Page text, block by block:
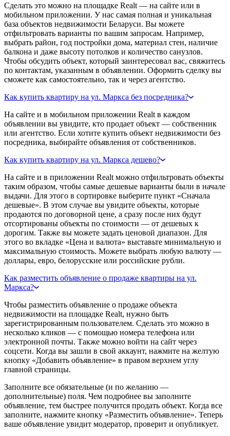
Сделать это можно на площадке Realt — на сайте или в
мобильном приложении. У нас самая полная и уникальная
база объектов недвижимости Беларуси. Вы можете
отфильтровать варианты по вашим запросам. Например,
выбрать район, год постройки дома, материал стен, наличие
балкона и даже высоту потолков и количество санузлов.
Чтобы обсудить объект, который заинтересовал вас, свяжитесь
по контактам, указанным в объявлении. Оформить сделку вы
сможете как самостоятельно, так и через агентство.
Как купить квартиру на ул. Маркса без посредника?
На сайте и в мобильном приложении Realt в каждом
объявлении вы увидите, кто продает объект — собственник
или агентство. Если хотите купить объект недвижимости без
посредника, выбирайте объявления от собственников.
Как купить квартиру на ул. Маркса дешево?
На сайте и в приложении Realt можно отфильтровать объекты
таким образом, чтобы самые дешевые варианты были в начале
выдачи. Для этого в сортировке выберите пункт «Сначала
дешевые». В этом случае вы увидите объекты, которые
продаются по договорной цене, а сразу после них будут
отсортированы объекты по стоимости — от дешевых к
дорогим. Также вы можете задать ценовой диапазон. Для
этого во вкладке «Цена и валюта» выставьте минимальную и
максимальную стоимость. Можете выбрать любую валюту —
доллары, евро, белорусские или российские рубли.
Как разместить объявление о продаже квартиры на ул.
Маркса?
Чтобы разместить объявление о продаже объекта
недвижимости на площадке Realt, нужно быть
зарегистрированным пользователем. Сделать это можно в
несколько кликов — с помощью номера телефона или
электронной почты. Также можно войти на сайт через
соцсети. Когда вы зашли в свой аккаунт, нажмите на желтую
кнопку «Добавить объявление» в правом верхнем углу
главной страницы.
Заполните все обязательные (и по желанию —
дополнительные) поля. Чем подробнее вы заполните
объявление, тем быстрее получится продать объект. Когда все
заполните, нажмите кнопку «Разместить объявление». Теперь
ваше объявление увидит модератор, проверит и опубликует.